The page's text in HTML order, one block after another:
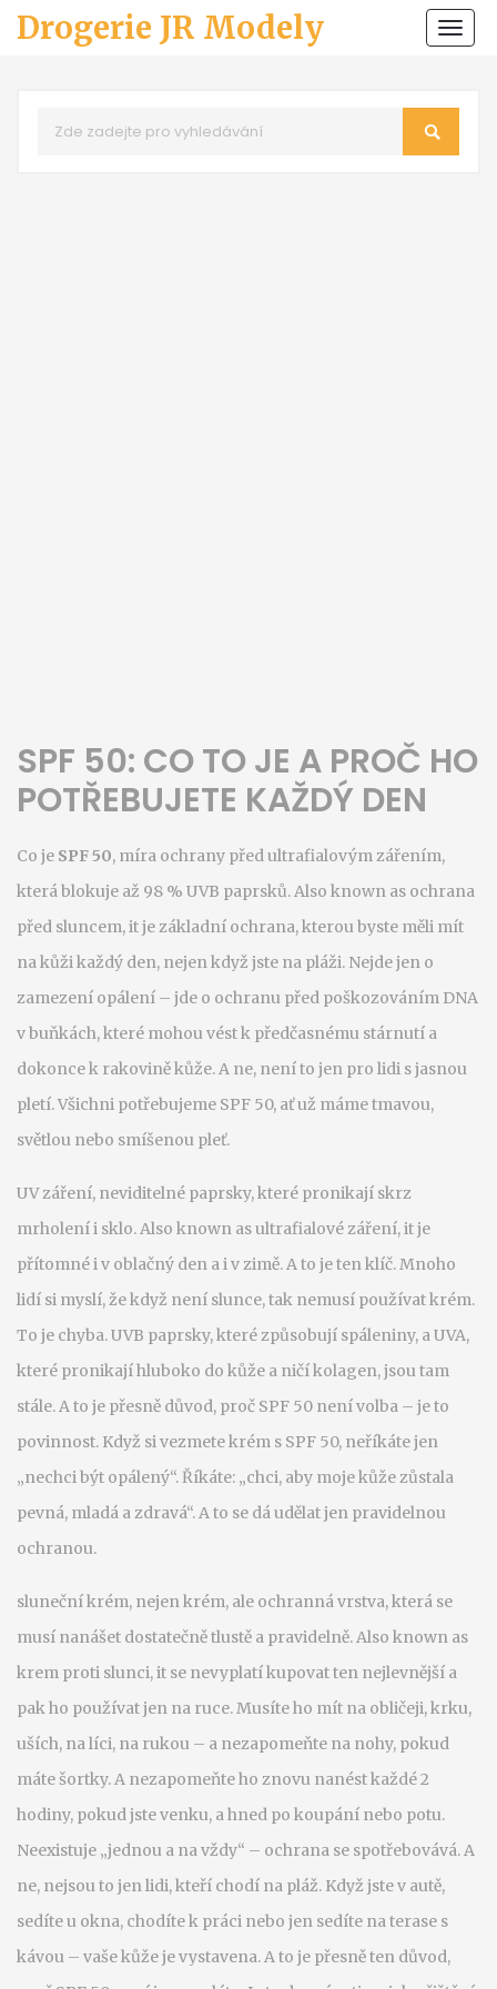
Drogerie JR Modely
SPF 50: CO TO JE A PROČ HO
POTŘEBUJETE KAŽDÝ DEN
Co je SPF 50, míra ochrany před ultrafialovým zářením,
která blokuje až 98 % UVB paprsků. Also known as ochrana
před sluncem, it je základní ochrana, kterou byste měli mít
na kůži každý den, nejen když jste na pláži. Nejde jen o
zamezení opálení – jde o ochranu před poškozováním DNA
v buňkách, které mohou vést k předčasnému stárnutí a
dokonce k rakovině kůže. A ne, není to jen pro lidi s jasnou
pletí. Všichni potřebujeme SPF 50, ať už máme tmavou,
světlou nebo smíšenou pleť.
UV záření, neviditelné paprsky, které pronikají skrz
mrholení i sklo. Also known asultrafialové záření, it je
přítomné i v oblačný den a i v zimě. A to je ten klíč. Mnoho
lidí si myslí, že když není slunce, tak nemusí používat krém.
To je chyba. UVB paprsky, které způsobují spáleniny, a UVA,
které pronikají hluboko do kůže a ničí kolagen, jsou tam
stále. A to je přesně důvod, proč SPF 50 není volba – je to
povinnost. Když si vezmete krém s SPF 50, neříkáte jen
„nechci být opálený“. Říkáte: „chci, aby moje kůže zůstala
pevná, mladá a zdravá“. A to se dá udělat jen pravidelnou
ochranou.
sluneční krém, nejen krém, ale ochranná vrstva, která se
musí nanášet dostatečně tlustě a pravidelně. Also known as
krem proti slunci, it se nevyplatí kupovat ten nejlevnější a
pak ho používat jen na ruce. Musíte ho mít na obličeji, krku,
uších, na líci, na rukou – a nezapomeňte na nohy, pokud
máte šortky. A nezapomeňte ho znovu nanést každé 2
hodiny, pokud jste venku, a hned po koupání nebo potu.
Neexistuje „jednou a na vždy“ – ochrana se spotřebovává.A
ne, nejsou to jen lidi, kteří chodí na pláž. Když jste v autě,
sedíte u okna, chodíte k práci nebo jen sedíte na terase s
kávou – vaše kůže je vystavena. A to je přesně ten důvod,